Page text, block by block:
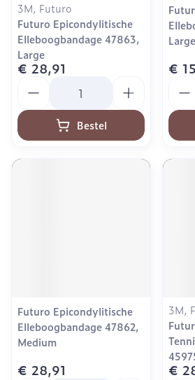
3M, Futuro
Futuro Epicondylitische
Elleboogbandage 47863,
Large
€ 28,91
Bestel
Large
€
Futuro Epicondylitische
Elleboogbandage 47862,
Medium
€ 28,91
3M,
€